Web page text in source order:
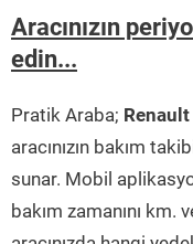
Aracınızın
edin...
Pratik Araba;
aracınızın bakım
sunar. Mobil
bakım zamanını km.